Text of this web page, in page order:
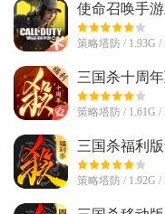
使命召唤手
策略塔防 / 1.93G /
三国杀十周
方最新版
策略塔防 / 1.61G /
三国杀福利
策略塔防 / 1.92G /